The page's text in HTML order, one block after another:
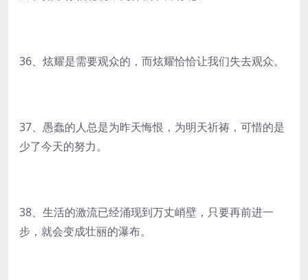
36、炫耀是需要观众的，而炫耀恰恰让我们失去观众。
37、愚蠢的人总是为昨天悔恨，为明天祈祷，可惜的是
少了今天的努力。
38、生活的激流已经涌现到万丈峭壁，只要再前进一
步，就会变成壮丽的瀑布。